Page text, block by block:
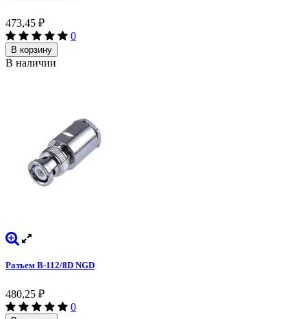
473,45 ₽
0
В корзину
В наличии
Разъем B-112/8D NGD
480,25 ₽
0